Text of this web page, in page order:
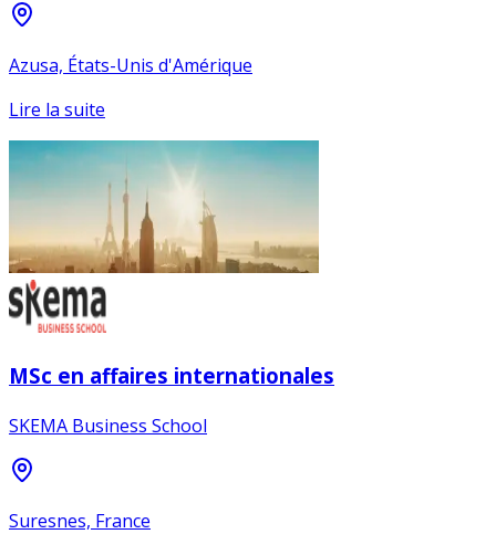
Azusa, États-Unis d'Amérique
Lire la suite
MSc en affaires internationales
SKEMA Business School
Suresnes, France